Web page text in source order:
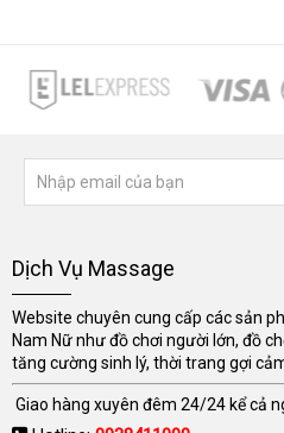
Dịch Vụ Massage
Website chuyên cung cấp các sản
Nam Nữ như đồ chơi người lớn, đồ
tăng cường sinh lý, thời trang gợi
Giao hàng xuyên đêm 24/24 kể cả